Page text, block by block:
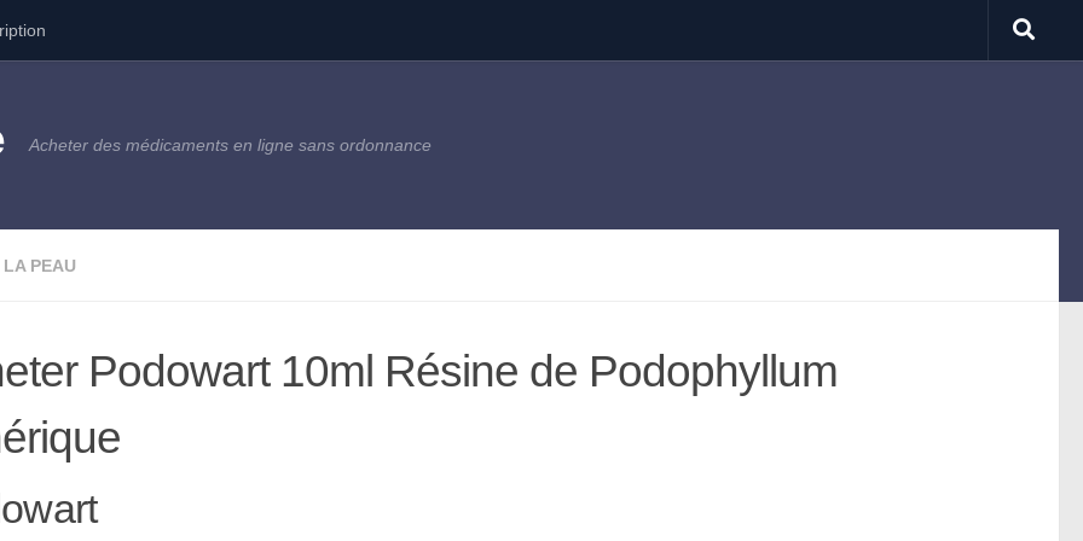
Acheter des médicaments en ligne sans ordonnance
PEAU
Podowart 10ml Résine de Podophyllum